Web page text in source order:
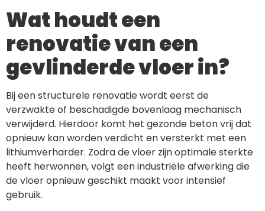
Wat houdt een
renovatie van een
gevlinderde vloer in?
Bij een structurele renovatie wordt eerst de
verzwakte of beschadigde bovenlaag mechanisch
verwijderd. Hierdoor komt het gezonde beton vrij dat
opnieuw kan worden verdicht en versterkt met een
lithiumverharder. Zodra de vloer zijn optimale sterkte
heeft herwonnen, volgt een industriële afwerking die
de vloer opnieuw geschikt maakt voor intensief
gebruik.